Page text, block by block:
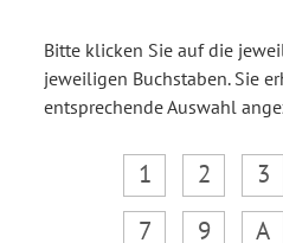
Bitte klicken Sie auf die
jeweiligen Buchstaben. Sie
entsprechende Auswahl
1 2 3
7
9 A